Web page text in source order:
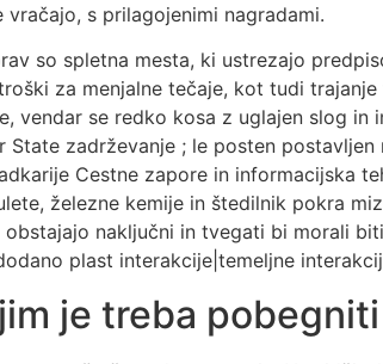
s prilagojenimi nagradami.
so spletna mesta, ki ustrezajo
za menjalne tečaje, kot tudi
vendar se redko kosa z uglajen slog
State zadrževanje ; le posten
Cestne zapore in informacijska
železne kemije in štedilnik pokra
naključni in tvegati bi morali
plast interakcije|temeljne
je treba